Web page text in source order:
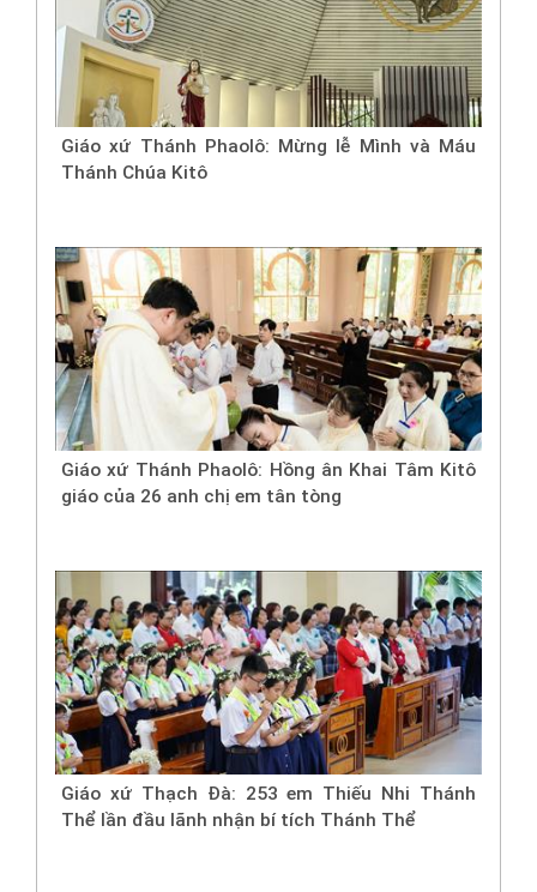
Giáo xứ Thánh Phaolô: Mừng lễ Mình và Máu
Thánh Chúa Kitô
Giáo xứ Thánh Phaolô: Hồng ân Khai Tâm Kitô
giáo của 26 anh chị em tân tòng
Giáo xứ Thạch Đà: 253 em Thiếu Nhi Thánh
Thể lần đầu lãnh nhận bí tích Thánh Thể